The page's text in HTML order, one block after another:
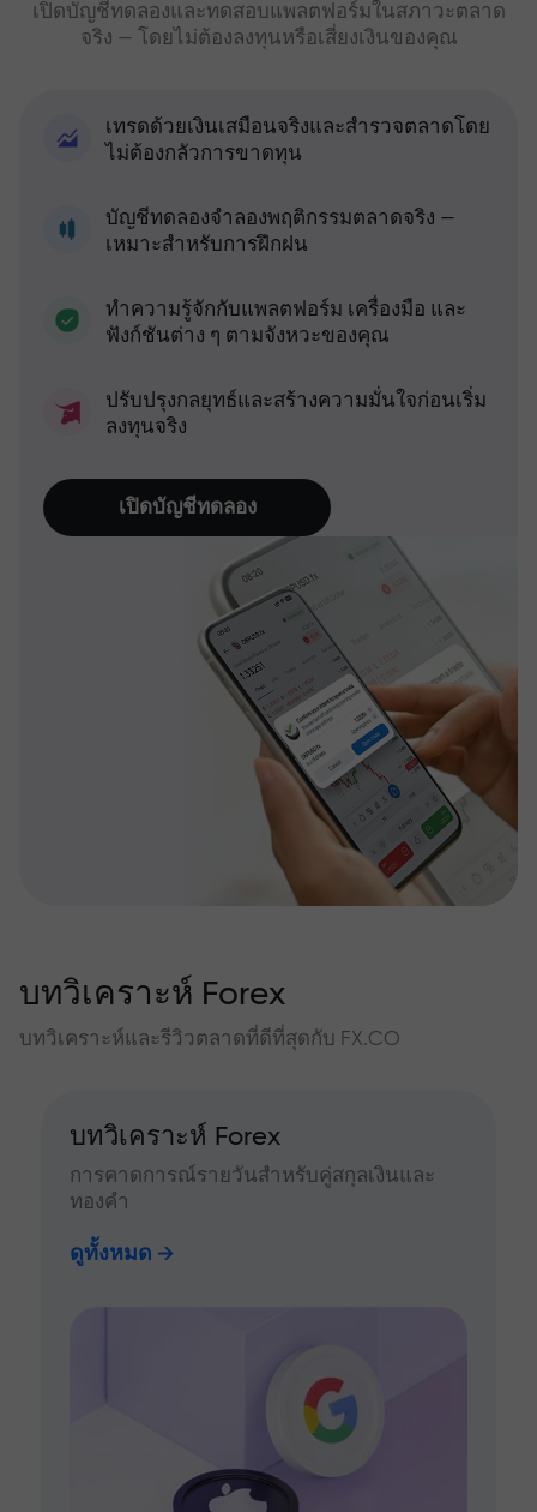
เปิดบัญชีทดลองและทดสอบแพลตฟอร์มในสภาวะตลาด
จริง — โดยไม่ต้องลงทุนหรือเสี่ยงเงินของคุณ
เทรดด้วยเงินเสมือนจริงและสำรวจตลาดโดย
ไม่ต้องกลัวการขาดทุน
บัญชีทดลองจำลองพฤติกรรมตลาดจริง —
เหมาะสำหรับการฝึกฝน
ทำความรู้จักกับแพลตฟอร์ม เครื่องมือ และ
ฟังก์ชันต่าง ๆ ตามจังหวะของคุณ
ปรับปรุงกลยุทธ์และสร้างความมั่นใจก่อนเริ่ม
ลงทุนจริง
เปิดบัญชีทดลอง
บทวิเคราะห์ Forex
บทวิเคราะห์และรีวิวตลาดที่ดีที่สุดกับ FX.CO
บทวิเคราะห์ Forex
การคาดการณ์รายวันสำหรับคู่สกุลเงินและ
ทองคำ
ดูทั้งหมด